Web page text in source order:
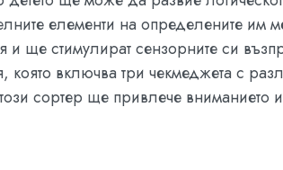
елементи на определените им
и ще стимулират сензорните си
която включва три чекмеджета с
сортер ще привлече вниманието